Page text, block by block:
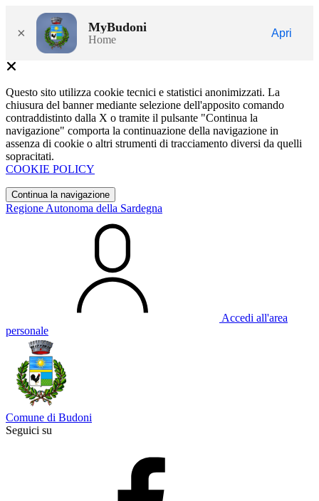
× MyBudoni
Home
Apri
Questo sito utilizza cookie tecnici e statistici anonimizzati. La
chiusura del banner mediante selezione dell'apposito comando
contraddistinto dalla X o tramite il pulsante "Continua la
navigazione" comporta la continuazione della navigazione in
assenza di cookie o altri strumenti di tracciamento diversi da quelli
sopracitati.
COOKIE POLICY
Continua la navigazione
Regione Autonoma della Sardegna
Accedi all'area
personale
Comune di Budoni
Seguici su